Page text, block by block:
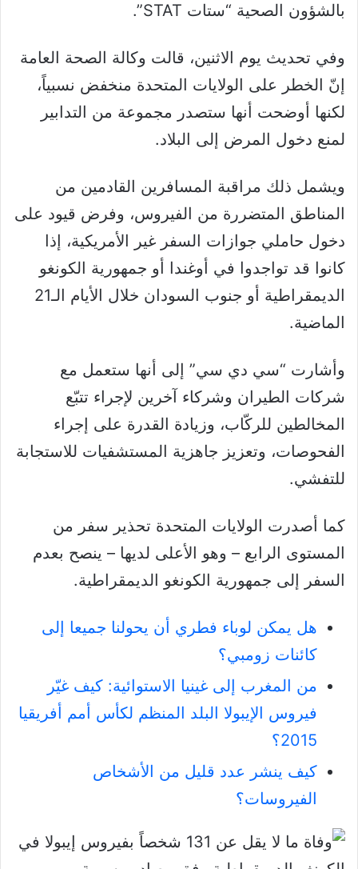
بالشؤون الصحية “ستات STAT”.
وفي تحديث يوم الاثنين، قالت وكالة الصحة العامة
إنّ الخطر على الولايات المتحدة منخفض نسبياً،
لكنها أوضحت أنها ستصدر مجموعة من التدابير
لمنع دخول المرض إلى البلاد.
ويشمل ذلك مراقبة المسافرين القادمين من
المناطق المتضررة من الفيروس، وفرض قيود على
دخول حاملي جوازات السفر غير الأمريكية، إذا
كانوا قد تواجدوا في أوغندا أو جمهورية الكونغو
الديمقراطية أو جنوب السودان خلال الأيام الـ21
الماضية.
وأشارت “سي دي سي” إلى أنها ستعمل مع
شركات الطيران وشركاء آخرين لإجراء تتبّع
المخالطين للركّاب، وزيادة القدرة على إجراء
الفحوصات، وتعزيز جاهزية المستشفيات للاستجابة
للتفشي.
كما أصدرت الولايات المتحدة تحذير سفر من
المستوى الرابع – وهو الأعلى لديها – ينصح بعدم
السفر إلى جمهورية الكونغو الديمقراطية.
هل يمكن لوباء فطري أن يحولنا جميعا إلى
كائنات زومبي؟
من المغرب إلى غينيا الاستوائية: كيف غيّر
فيروس الإيبولا البلد المنظم لكأس أمم أفريقيا
2015؟
كيف ينشر عدد قليل من الأشخاص
الفيروسات؟